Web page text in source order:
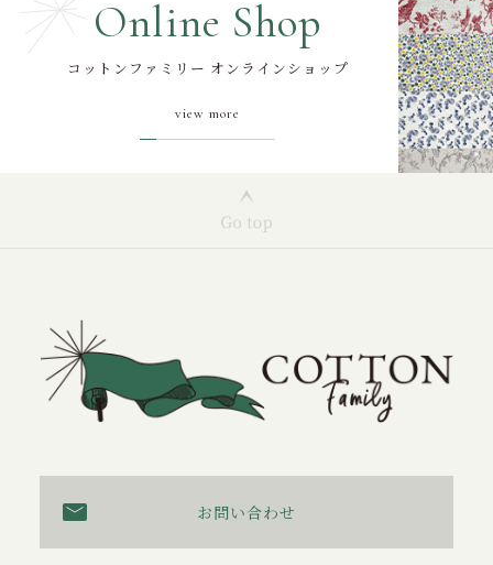
Online Shop
コットンファミリー オンラインショップ
view more
お問い合わせ